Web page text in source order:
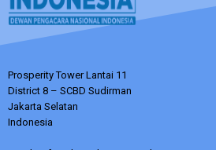
Prosperity Tower Lantai 11
District 8 – SCBD Sudirman
Jakarta Selatan
Indonesia